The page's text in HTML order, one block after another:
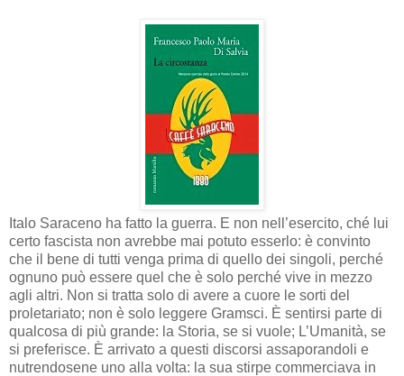
Italo Saraceno ha fatto la guerra. E non nell’esercito, ché lui
certo fascista non avrebbe mai potuto esserlo: è convinto
che il bene di tutti venga prima di quello dei singoli, perché
ognuno può essere quel che è solo perché vive in mezzo
agli altri. Non si tratta solo di avere a cuore le sorti del
proletariato; non è solo leggere Gramsci. È sentirsi parte di
qualcosa di più grande: la Storia, se si vuole; L’Umanità, se
si preferisce. È arrivato a questi discorsi assaporandoli e
nutrendosene uno alla volta: la sua stirpe commerciava in